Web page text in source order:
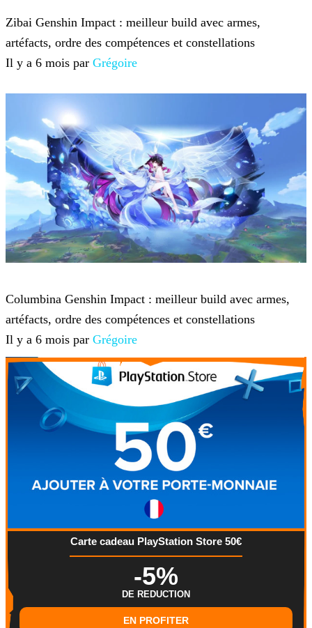
Zibai Genshin Impact : meilleur build avec armes,
artéfacts, ordre des compétences et constellations
Il y a 6 mois par Grégoire
Columbina Genshin Impact : meilleur build avec armes,
artéfacts, ordre des compétences et constellations
Il y a 6 mois par Grégoire
Carte cadeau PlayStation Store 50€
-5%
DE REDUCTION
EN PROFITER